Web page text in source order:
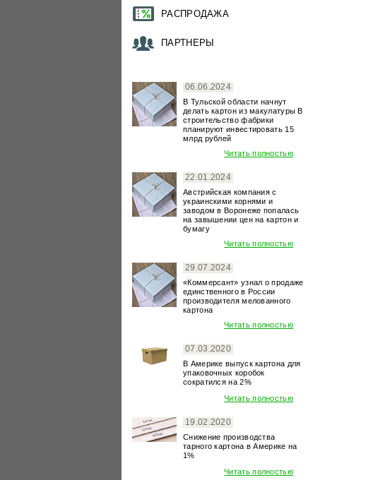
РАСПРОДАЖА
ПАРТНЕРЫ
06.06.2024
В Тульской области начнут
делать картон из макулатуры В
строительство фабрики
планируют инвестировать 15
млрд рублей
Читать полностью
22.01.2024
Австрийская компания с
украинскими корнями и
заводом в Воронеже попалась
на завышении цен на картон и
бумагу
Читать полностью
29.07.2024
«Коммерсант» узнал о продаже
единственного в России
производителя мелованного
картона
Читать полностью
07.03.2020
В Америке выпуск картона для
упаковочных коробок
сократился на 2%
Читать полностью
19.02.2020
Снижение производства
тарного картона в Америке на
1%
Читать полностью